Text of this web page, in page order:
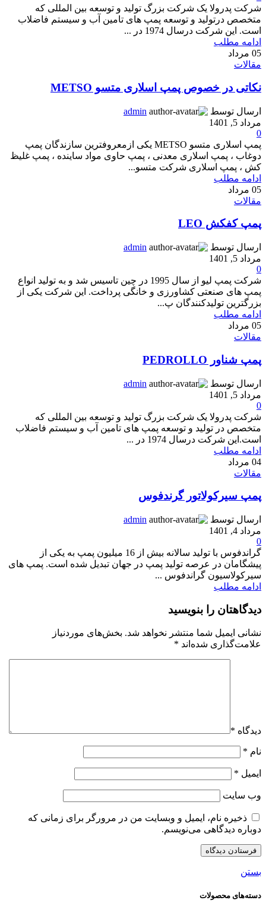
شرکت پدرولا یک شرکت بزرگ تولید و توسعه بین المللی که
متخصص درتولید و توسعه پمپ های تامین آب و سیستم فاضلاب
است. این شرکت درسال 1974 در ...
ادامه مطلب
05 مرداد
مقالات
نکاتی در خصوص پمپ اسلاری متسو METSO
ارسال توسط
admin
مرداد 5, 1401
0
پمپ اسلاری متسو METSO یکی ازمعروفترین سازندگان پمپ
دوغاب ، پمپ اسلاری معدنی ، پمپ حاوی مواد ساینده ، پمپ غلیظ
کش ، پمپ اسلاری شرکت متسو...
ادامه مطلب
05 مرداد
مقالات
پمپ کفکش LEO
ارسال توسط
admin
مرداد 5, 1401
0
شرکت پمپ لیو از سال 1995 در چین تاسیس شد و به تولید انواع
پمپ های صنعتی کشاورزی و خانگی پرداخت. این شرکت یکی از
بزرگترین تولیدکنندگان پ...
ادامه مطلب
05 مرداد
مقالات
پمپ شناور PEDROLLO
ارسال توسط
admin
مرداد 5, 1401
0
شرکت پدرولا یک شرکت بزرگ تولید و توسعه بین المللی که
متخصص در تولید و توسعه پمپ های تامین آب و سیستم فاضلاب
است.این شرکت درسال 1974 در ...
ادامه مطلب
04 مرداد
مقالات
پمپ سیرکولاتور گرندفوس
ارسال توسط
admin
مرداد 4, 1401
0
گراندفوس با تولید سالانه بیش از 16 میلیون پمپ به یکی از
پیشگامان در عرصه تولید پمپ در جهان تبدیل شده است. پمپ های
سیرکولاسیون گراندفوس ...
ادامه مطلب
دیدگاهتان را بنویسید
نشانی ایمیل شما منتشر نخواهد شد. بخش‌های موردنیاز
علامت‌گذاری شده‌اند *
دیدگاه *
نام *
ایمیل *
وب‌ سایت
ذخیره نام، ایمیل و وبسایت من در مرورگر برای زمانی که
دوباره دیدگاهی می‌نویسم.
بستن
دسته‌های محصولات